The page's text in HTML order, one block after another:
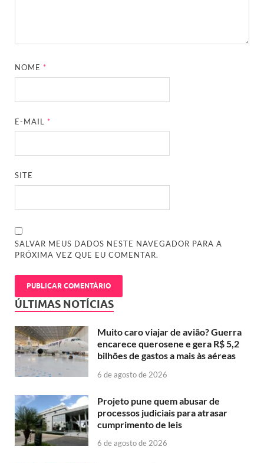
NOME*
E-MAIL*
SITE
SALVAR MEUS DADOS NESTE NAVEGADOR PARA A
PRÓXIMA VEZ QUE EU COMENTAR.
ÚLTIMAS NOTÍCIAS
Muito caro viajar de avião? Guerra
encarece querosene e gera R$ 5,2
bilhões de gastos a mais às aéreas
6 de agosto de 2026
Projeto pune quem abusar de
processos judiciais para atrasar
cumprimento de leis
6 de agosto de 2026